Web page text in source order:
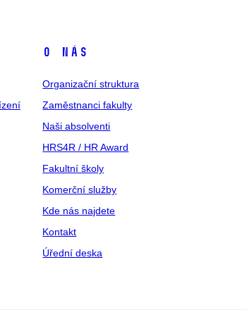
O nás
Organizační struktura
Zaměstnanci fakulty
Naši absolventi
HRS4R / HR Award
Fakultní školy
Komerční služby
Kde nás najdete
Kontakt
Úřední deska